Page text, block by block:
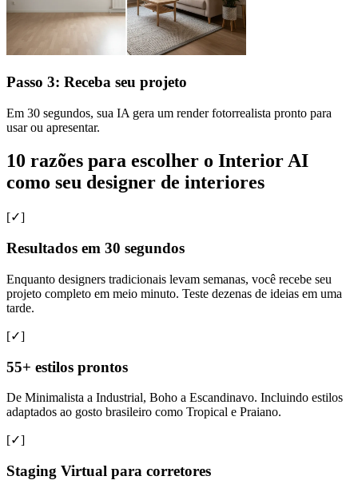
Passo 3: Receba seu projeto
Em 30 segundos, sua IA gera um render fotorrealista pronto para
usar ou apresentar.
10 razões para escolher o Interior AI
como seu designer de interiores
[✓]
Resultados em 30 segundos
Enquanto designers tradicionais levam semanas, você recebe seu
projeto completo em meio minuto. Teste dezenas de ideias em uma
tarde.
[✓]
55+ estilos prontos
De Minimalista a Industrial, Boho a Escandinavo. Incluindo estilos
adaptados ao gosto brasileiro como Tropical e Praiano.
[✓]
Staging Virtual para corretores